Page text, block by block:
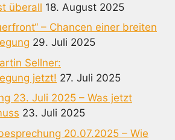
überall 18. August 2025
– Chancen einer breiten
29. Juli 2025
Sellner:
jetzt! 27. Juli 2025
23. Juli 2025 – Was jetzt
23. Juli 2025
20.07.2025 – Wie